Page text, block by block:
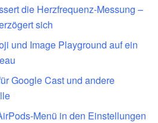
die Herzfrequenz-Messung –
sich
und Image Playground auf ein
Google Cast und andere
Menü in den Einstellungen